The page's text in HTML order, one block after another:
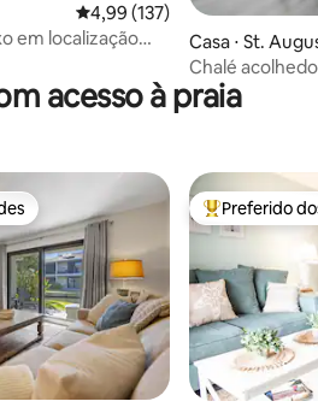
avaliações4,99 de uma avaliação média
4,99 (137)
em localização
Casa ⋅ St.
Chalé
perto do centro
acesso à praia
Entre os
Preferido